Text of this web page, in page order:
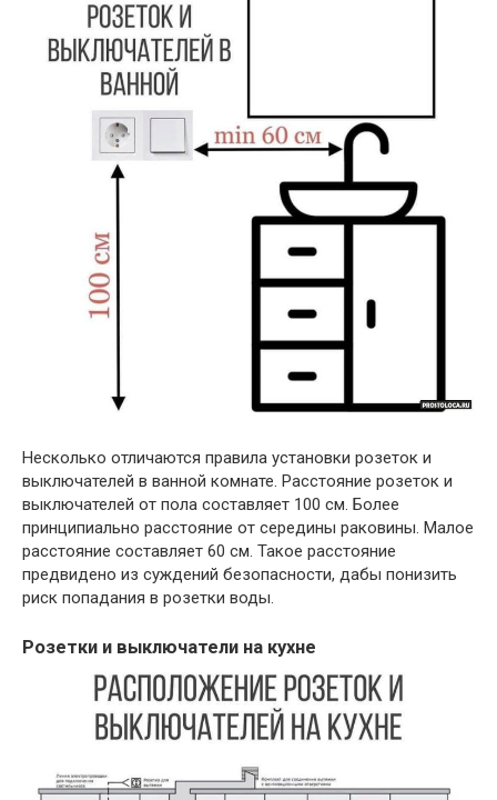
Несколько отличаются правила установки розеток и
выключателей в ванной комнате. Расстояние розеток и
выключателей от пола составляет 100 см. Более
принципиально расстояние от середины раковины. Малое
расстояние составляет 60 см. Такое расстояние
предвидено из суждений безопасности, дабы понизить
риск попадания в розетки воды.
Розетки и выключатели на кухне